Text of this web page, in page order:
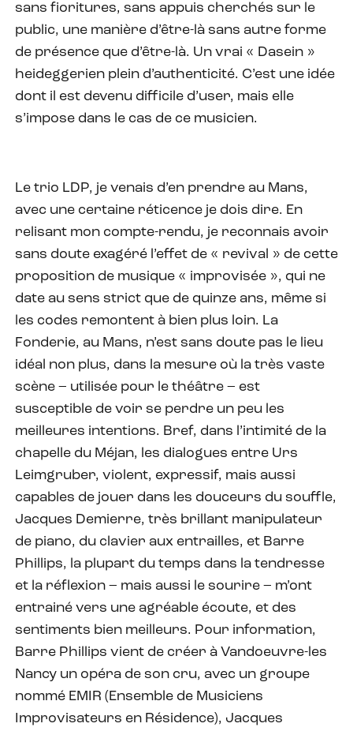
sans fioritures, sans appuis cherchés sur le
public, une manière d’être-là sans autre forme
de présence que d’être-là. Un vrai « Dasein »
heideggerien plein d’authenticité. C’est une idée
dont il est devenu difficile d’user, mais elle
s’impose dans le cas de ce musicien.
Le trio LDP, je venais d’en prendre au Mans,
avec une certaine réticence je dois dire. En
relisant mon compte-rendu, je reconnais avoir
sans doute exagéré l’effet de « revival » de cette
proposition de musique « improvisée », qui ne
date au sens strict que de quinze ans, même si
les codes remontent à bien plus loin. La
Fonderie, au Mans, n’est sans doute pas le lieu
idéal non plus, dans la mesure où la très vaste
scène – utilisée pour le théâtre – est
susceptible de voir se perdre un peu les
meilleures intentions. Bref, dans l’intimité de la
chapelle du Méjan, les dialogues entre Urs
Leimgruber, violent, expressif, mais aussi
capables de jouer dans les douceurs du souffle,
Jacques Demierre, très brillant manipulateur
de piano, du clavier aux entrailles, et Barre
Phillips, la plupart du temps dans la tendresse
et la réflexion – mais aussi le sourire – m’ont
entrainé vers une agréable écoute, et des
sentiments bien meilleurs. Pour information,
Barre Phillips vient de créer à Vandoeuvre-les
Nancy un opéra de son cru, avec un groupe
nommé EMIR (Ensemble de Musiciens
Improvisateurs en Résidence), Jacques